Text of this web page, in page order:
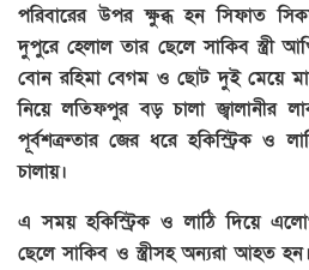
পরিবারের উপর ক্ষুব্ধ হন সিফাত
দুপুরে হেলাল তার ছেলে সাকিব স্ত্রী
বোন রহিমা বেগম ও ছোট দুই মেয়ে
নিয়ে লতিফপুর বড় চালা জ্বালানীর
পূর্বশত্রুতার জের ধরে হকিস্ট্রিক ও
চালায়।
এ সময় হকিস্ট্রিক ও লাঠি দিয়ে
ছেলে সাকিব ও স্ত্রীসহ অন্যরা আহত